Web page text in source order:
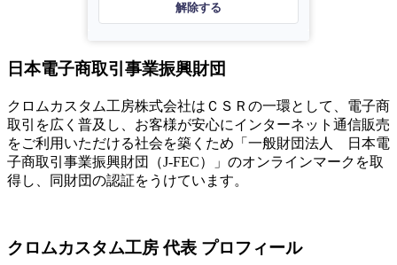
解除する
日本電子商取引事業振興財団
クロムカスタム工房株式会社はＣＳＲの一環として、電子商
取引を広く普及し、お客様が安心にインターネット通信販売
をご利用いただける社会を築くため「一般財団法人 日本電
子商取引事業振興財団（J-FEC）」のオンラインマークを取
得し、同財団の認証をうけています。
クロムカスタム工房 代表 プロフィール